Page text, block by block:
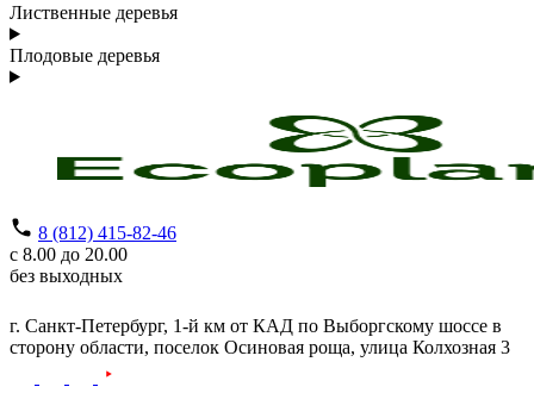
Лиственные деревья
Плодовые деревья
8 (812) 415-82-46
с 8.00 до 20.00
без выходных
г. Санкт-Петербург, 1-й км от КАД по Выборгскому шоссе в
сторону области, поселок Осиновая роща, улица Колхозная 3